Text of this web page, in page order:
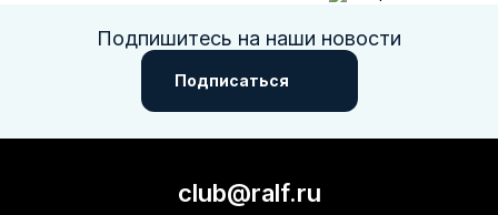
Подпишитесь на наши новости
Подписаться
club@ralf.ru